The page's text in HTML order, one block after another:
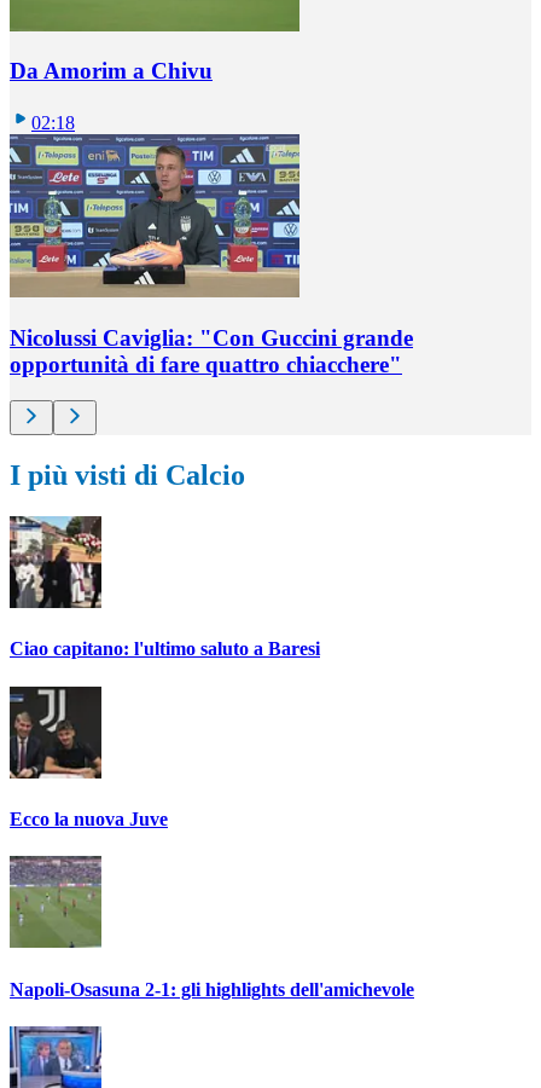
Da Amorim a Chivu
02:18
Nicolussi Caviglia: "Con Guccini grande
opportunità di fare quattro chiacchere"
I più visti di Calcio
Ciao capitano: l'ultimo saluto a Baresi
Ecco la nuova Juve
Napoli-Osasuna 2-1: gli highlights dell'amichevole